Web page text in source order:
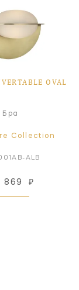
OVAL
Бра
Collection
ALB
869 ₽